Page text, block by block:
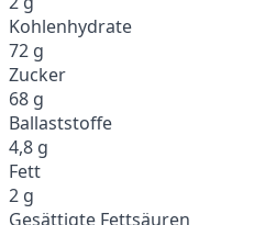
Kohlenhydrate
72 g
Zucker
68 g
Ballaststoffe
4,8 g
Fett
2 g
Gesättigte Fettsäuren